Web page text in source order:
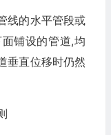
线的水平管段或
铺设的管道,均
垂直位移时仍然